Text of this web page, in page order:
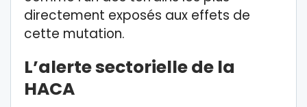
directement exposés aux effets de
cette mutation.
L’alerte sectorielle de la
HACA